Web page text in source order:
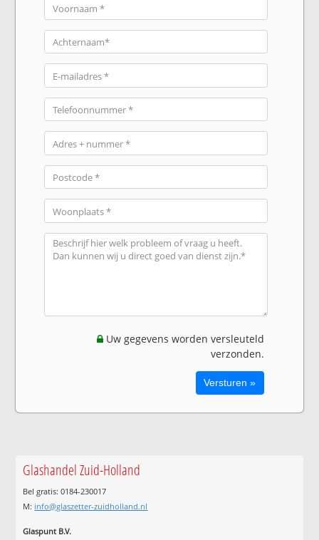
Uw gegevens worden versleuteld
verzonden.
Glashandel Zuid-Holland
Bel gratis: 0184-230017
M: info@glaszetter-zuidholland.nl
Glaspunt B.V.